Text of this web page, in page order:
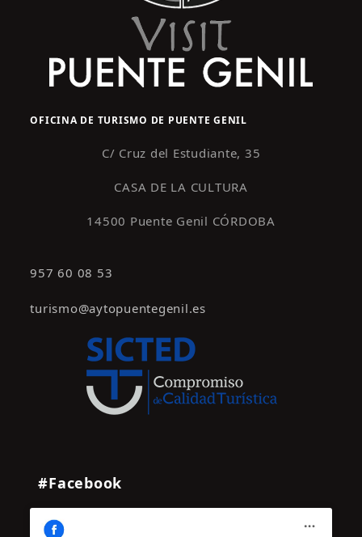
OFICINA DE TURISMO DE PUENTE GENIL
C/ Cruz del Estudiante, 35
CASA DE LA CULTURA
14500 Puente Genil CÓRDOBA
957 60 08 53
turismo@aytopuentegenil.es
#Facebook